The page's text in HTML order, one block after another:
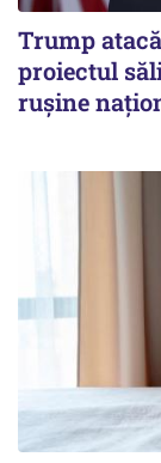
Trump
proiectul
ruşine